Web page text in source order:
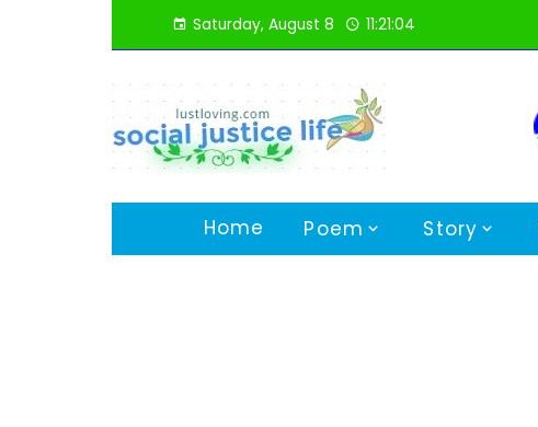
Saturday, August 8 11:21:05
Home Poem Story